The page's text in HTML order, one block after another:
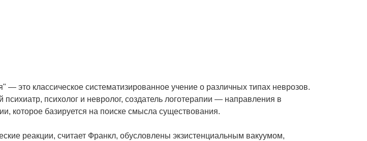
00214-291-0
— это классическое систематизированное учение о различных типах неврозов.
психолог и невролог, создатель логотерапии — направления в
которое базируется на поиске смысла существования.
реакции, считает Франкл, обусловлены экзистенциальным вакуумом,